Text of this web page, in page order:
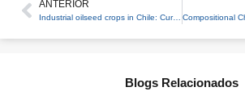
Prev
ANTERIOR
Industrial oilseed crops in Chile: Current situation and future potential
Blogs Relacionados